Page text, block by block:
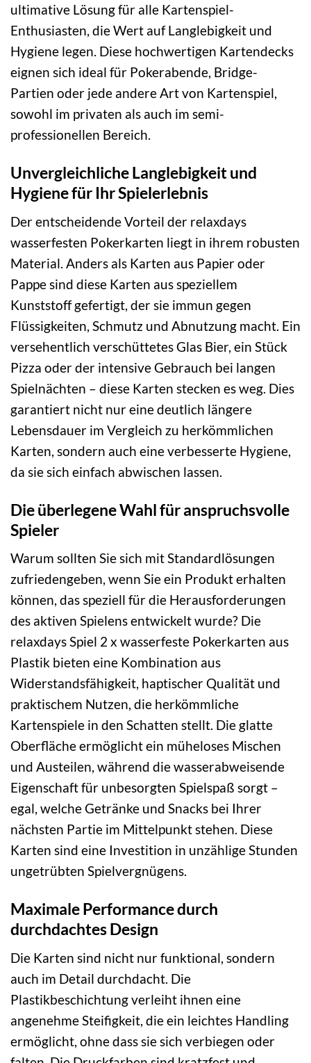
ultimative Lösung für alle Kartenspiel-
Enthusiasten, die Wert auf Langlebigkeit und
Hygiene legen. Diese hochwertigen Kartendecks
eignen sich ideal für Pokerabende, Bridge-
Partien oder jede andere Art von Kartenspiel,
sowohl im privaten als auch im semi-
professionellen Bereich.
Unvergleichliche Langlebigkeit und
Hygiene für Ihr Spielerlebnis
Der entscheidende Vorteil der relaxdays
wasserfesten Pokerkarten liegt in ihrem robusten
Material. Anders als Karten aus Papier oder
Pappe sind diese Karten aus speziellem
Kunststoff gefertigt, der sie immun gegen
Flüssigkeiten, Schmutz und Abnutzung macht. Ein
versehentlich verschüttetes Glas Bier, ein Stück
Pizza oder der intensive Gebrauch bei langen
Spielnächten – diese Karten stecken es weg. Dies
garantiert nicht nur eine deutlich längere
Lebensdauer im Vergleich zu herkömmlichen
Karten, sondern auch eine verbesserte Hygiene,
da sie sich einfach abwischen lassen.
Die überlegene Wahl für anspruchsvolle
Spieler
Warum sollten Sie sich mit Standardlösungen
zufriedengeben, wenn Sie ein Produkt erhalten
können, das speziell für die Herausforderungen
des aktiven Spielens entwickelt wurde? Die
relaxdays Spiel 2 x wasserfeste Pokerkarten aus
Plastik bieten eine Kombination aus
Widerstandsfähigkeit, haptischer Qualität und
praktischem Nutzen, die herkömmliche
Kartenspiele in den Schatten stellt. Die glatte
Oberfläche ermöglicht ein müheloses Mischen
und Austeilen, während die wasserabweisende
Eigenschaft für unbesorgten Spielspaß sorgt –
egal, welche Getränke und Snacks bei Ihrer
nächsten Partie im Mittelpunkt stehen. Diese
Karten sind eine Investition in unzählige Stunden
ungetrübten Spielvergnügens.
Maximale Performance durch
durchdachtes Design
Die Karten sind nicht nur funktional, sondern
auch im Detail durchdacht. Die
Plastikbeschichtung verleiht ihnen eine
angenehme Steifigkeit, die ein leichtes Handling
ermöglicht, ohne dass sie sich verbiegen oder